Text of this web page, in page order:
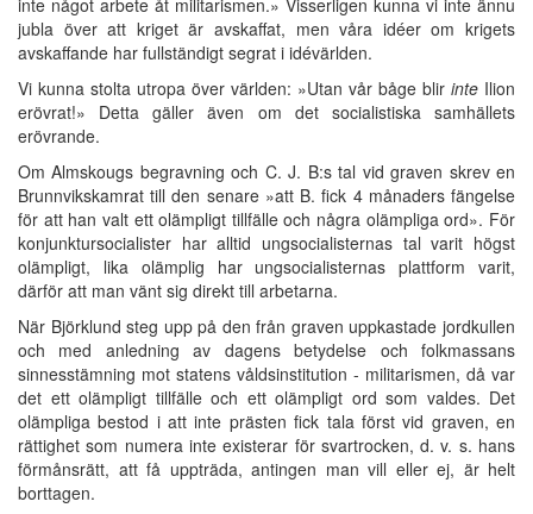
jubla över att kriget är avskaffat, men våra idéer om krigets
avskaffande har fullständigt segrat i idévärlden.
Vi kunna stolta utropa över världen: »Utan vår båge blir inte Ilion
erövrat!» Detta gäller även om det socialistiska samhällets
erövrande.
Om Almskougs begravning och C. J. B:s tal vid graven skrev en
Brunnvikskamrat till den senare »att B. fick 4 månaders fängelse
för att han valt ett olämpligt tillfälle och några olämpliga ord». För
konjunktursocialister har alltid ungsocialisternas tal varit högst
olämpligt, lika olämplig har ungsocialisternas plattform varit,
därför att man vänt sig direkt till arbetarna.
När Björklund steg upp på den från graven uppkastade jordkullen
och med anledning av dagens betydelse och folkmassans
sinnesstämning mot statens våldsinstitution - militarismen, då var
det ett olämpligt tillfälle och ett olämpligt ord som valdes. Det
olämpliga bestod i att inte prästen fick tala först vid graven, en
rättighet som numera inte existerar för svartrocken, d. v. s. hans
förmånsrätt, att få uppträda, antingen man vill eller ej, är helt
borttagen.